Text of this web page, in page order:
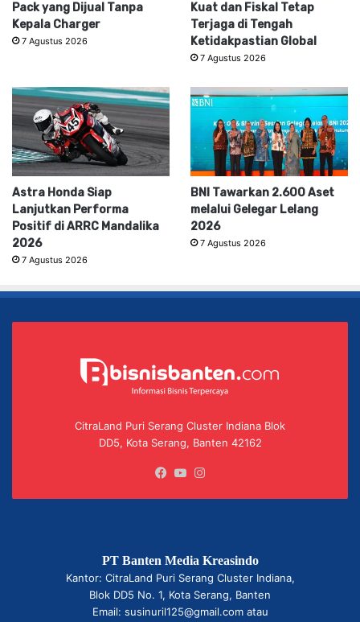
Pack yang Dijual Tanpa
Kepala Charger
7 Agustus 2026
Kuat dan Fiskal Tetap
Terjaga di Tengah
Ketidakpastian Global
7 Agustus 2026
Astra Honda Siap
Lanjutkan Performa
Positif di ARRC Mandalika
2026
7 Agustus 2026
BNI Tawarkan 2.600 Aset
melalui Gelegar Lelang
2026
7 Agustus 2026
CitraLand Puri Serang Cluster Indiana Blok
DD5, Kota Serang, Banten 42162
Facebook
YouTube
PT Banten Media Kreasindo
Kantor: CitraLand Puri Serang Cluster Indiana,
Blok DD5 No. 1, Kota Serang, Banten
Email: susinuril125@gmail.com atau